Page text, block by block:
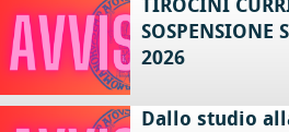
TIROCINI
SOSPENSIONE
2026
Dallo studio